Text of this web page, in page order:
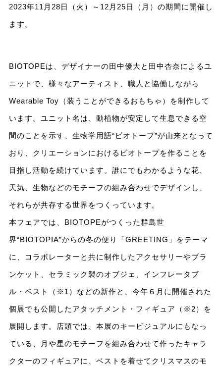
2023年11月28日（火）～12月25日（月）の期間に開催し
ます。
BIOTOPEは、デザイナーの田中優大と田中杏奈によるユ
ニットで、様々なアーティスト、職人と協働しながら
Wearable Toy（装うことができるおもちゃ）を制作して
います。ユニット名は、動植物が安定して生息できる空
間のことを示す、生物学用語“ビオトープ”が由来となって
おり、クリエーションにおけるビオトープを作ることを
目指し活動を続けています。誰にでもわかるような花、
天気、生物などのモチーフの組み合わせでデザインし、
それらが共存する世界をつくっています。
本フェアでは、BIOTOPEがつくった群島世
界“BIOTOPIA”からの冬の便り「GREETING」をテーマ
に、コラボレーターと共に制作したアクセサリーやブラ
ンケット、セラミック製のオブジェ、インフレータブ
ル・ベスト（※1）などの新作と、今年６月に開催された
個展でも公開したアタッチメント・フィギュア（※2）を
展開します。店頭では、本展のキービジュアルにもなっ
ている、月や星のモチーフを組み合わせて作ったキャラ
クターのフィギュアに、ベストを着せてクリスマスのモ